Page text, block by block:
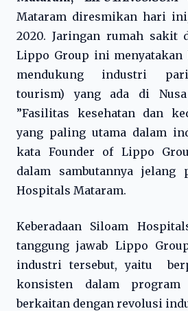
Mataram diresmikan hari
2020. Jaringan rumah sakit
Lippo Group ini menyatakan
mendukung industri
tourism) yang ada di Nusa
”Fasilitas kesehatan dan
yang paling utama dalam
kata Founder of Lippo
dalam sambutannya jelang
Hospitals Mataram.
Keberadaan Siloam
tanggung jawab Lippo
industri tersebut, yaitu
konsisten dalam
berkaitan dengan revolusi